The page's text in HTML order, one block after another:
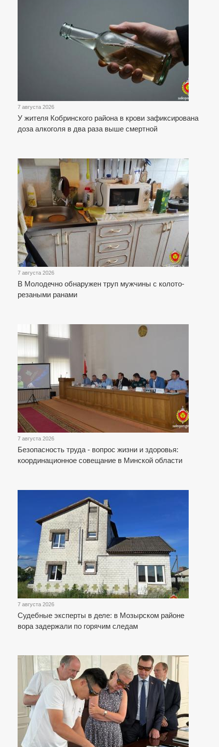
7 августа 2026
У жителя Кобринского района в крови зафиксирована
доза алкоголя в два раза выше смертной
7 августа 2026
В Молодечно обнаружен труп мужчины с колото-
резаными ранами
7 августа 2026
Безопасность труда - вопрос жизни и здоровья:
координационное совещание в Минской области
7 августа 2026
Судебные эксперты в деле: в Мозырском районе
вора задержали по горячим следам